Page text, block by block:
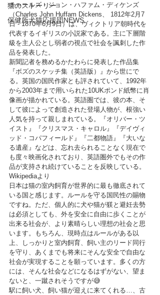
猫のストーリー
保健所犬猫応援団NEWS
チャールズ・ジョン・ハファム・ディケンズ
（Charles John Huffam Dickens、 1812年2月7
日 - 1870年6月9日）は、ヴィクトリア朝時代を
代表するイギリスの小説家である。主に下層階
級を主人公とし弱者の視点で社会を諷刺した作
品を発表した。
新聞記者を務めるかたわらに発表した作品集
『ボズのスケッチ集（英語版）』から世にで
る。英国の国民作家とも評されていて、1992年
から2003年まで用いられた10UKポンド紙幣に肖
像画が描かれている。英語圏では、彼の本、そ
して彼によって創造された登場人物が、根強い
人気を持って親しまれている。『オリバー・ツ
イスト』『クリスマス・キャロル』『デイヴィ
ッド・コパフィールド』『二都物語』『大いな
る遺産』などは、忘れ去られることなく現在で
も度々映画化されており、英語圏外でもその作
品が支持され続けていることを反映している。
Wikipediaより
日本は猫の室内飼育が世界的に最も徹底されて
いる国と感じます。ルールを守る国民性の賜物
ですね。ただ、個人的に犬や猫が躾と避妊去勢
は必須としても、外を安全に自由に歩くことが
出来る社会が、より素晴らしい理想の社会と思
います。もちろん、現時点はルールがある以
上、しっかりと室内飼育、飼い主のリード同行
を守り、あくまでも将来にそんな安全で自由な
社会が実現することを願っています。多くの方
には、そんな社会などになるはずがない、望ま
ないと、一蹴されそうですが😅
駅に飼い犬、飼い猫が迎えに来てくれる…、古